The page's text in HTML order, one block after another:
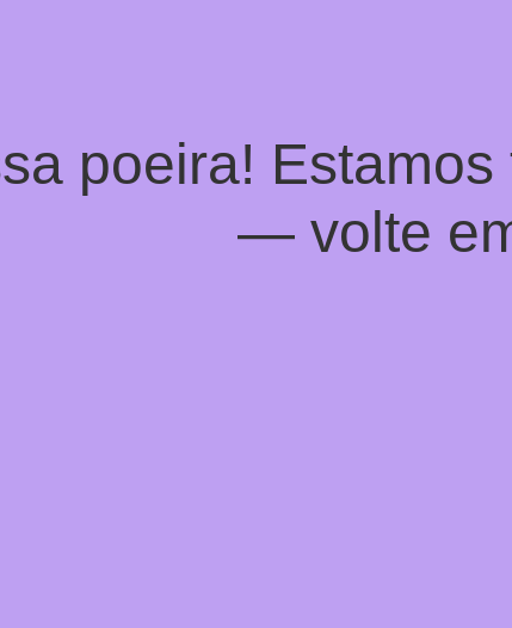
poeira!
— volte